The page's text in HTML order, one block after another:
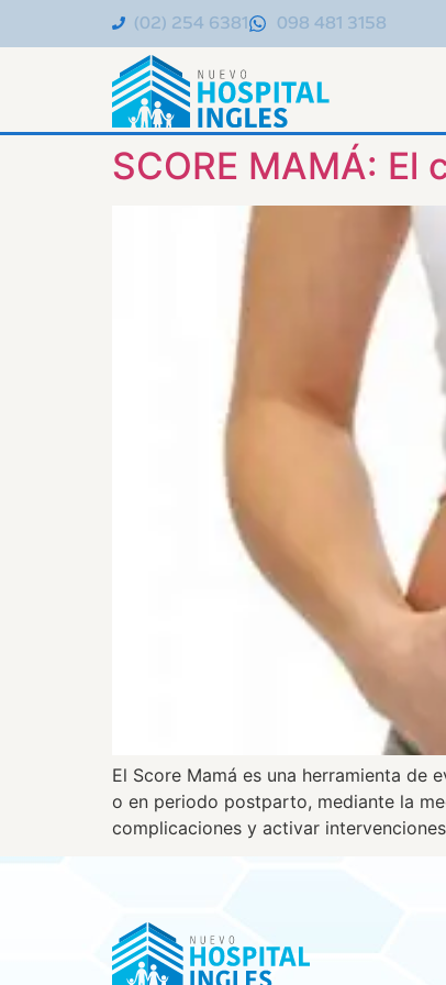
(02) 254 6381 098 481 3158
SCORE MAMÁ:
El Score Mamá es una herramienta de
o en periodo postparto, mediante la
complicaciones y activar